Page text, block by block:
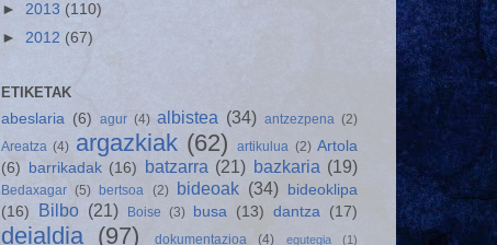
► 2013 (110)
► 2012 (67)
ETIKETAK
abeslaria (6) agur (4) albistea (34) antzezpena (2)
Areatza (4) argazkiak (62) artikulua (2) Artola
(6)
barrikadak (16) batzarra (21) bazkaria (19)
Bedaxagar (5) bertsoa (2) bideoak (34)
bideoklipa
(16)
Bilbo (21) Boise (3) busa (13) dantza (17)
deialdia (97) dokumentazioa (4) egutegia (1)